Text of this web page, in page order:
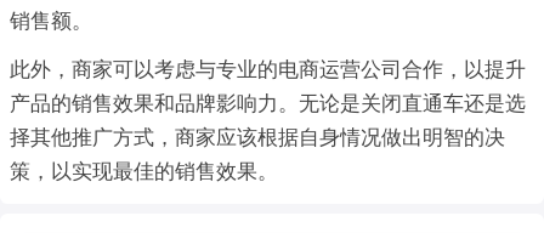
销售额。
此外，商家可以考虑与专业的电商运营公司合作，以提升
产品的销售效果和品牌影响力。无论是关闭直通车还是选
择其他推广方式，商家应该根据自身情况做出明智的决
策，以实现最佳的销售效果。